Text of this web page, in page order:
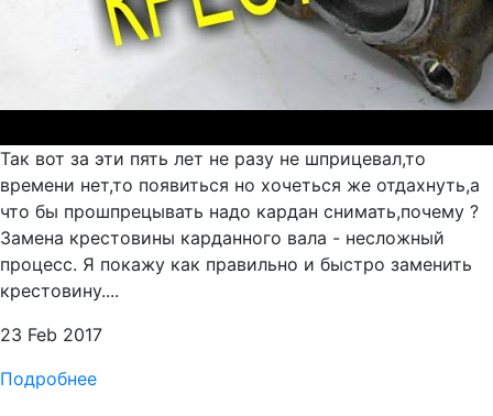
Так вот за эти пять лет не разу не шприцевал,то
времени нет,то появиться но хочеться же отдахнуть,а
что бы прошпрецывать надо кардан снимать,почему ?
Замена крестовины карданного вала - несложный
процесс. Я покажу как правильно и быстро заменить
крестовину....
23 Feb 2017
Подробнее